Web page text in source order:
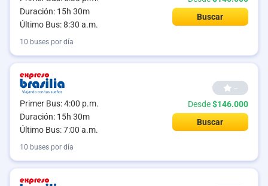
Duración: 15h 30m
Último Bus: 8:30 a.m.
Buscar
10 buses por día
Primer Bus: 4:00 p.m.
Duración: 15h 30m
Último Bus: 7:00 a.m.
--
Desde$146.000
Buscar
10 buses por día